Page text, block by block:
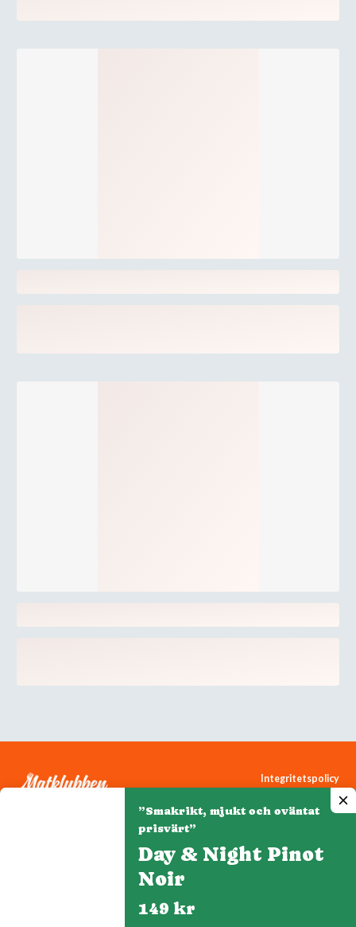
Integritetspolicy
Cookiepolicy
Denna webbplats drivs av Vinklubben i Norden AB
© 2026 mytaste.se
”Smakrikt, mjukt och oväntat
prisvärt”
Day & Night Pinot
Noir
149 kr